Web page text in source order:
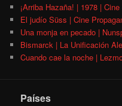
¡Arriba Hazaña! | 1978 |
El judío Süss | Cine
Una monja en pecado |
Bismarck | La Unificación
Cuando cae la noche |
Países